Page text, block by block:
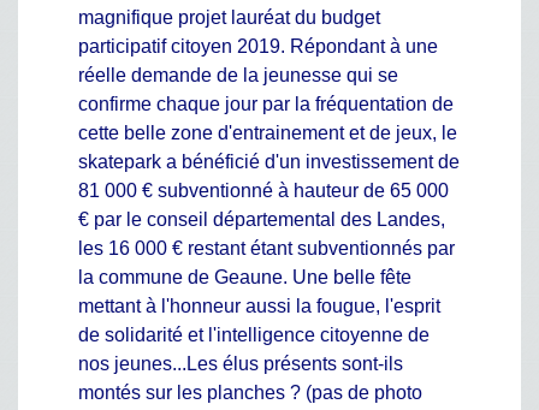
magnifique projet lauréat du budget
participatif citoyen 2019. Répondant à une
réelle demande de la jeunesse qui se
confirme chaque jour par la fréquentation de
cette belle zone d'entrainement et de jeux, le
skatepark a bénéficié d'un investissement de
81 000 € subventionné à hauteur de 65 000
€ par le conseil départemental des Landes,
les 16 000 € restant étant subventionnés par
la commune de Geaune. Une belle fête
mettant à l'honneur aussi la fougue, l'esprit
de solidarité et l'intelligence citoyenne de
nos jeunes...Les élus présents sont-ils
montés sur les planches ? (pas de photo